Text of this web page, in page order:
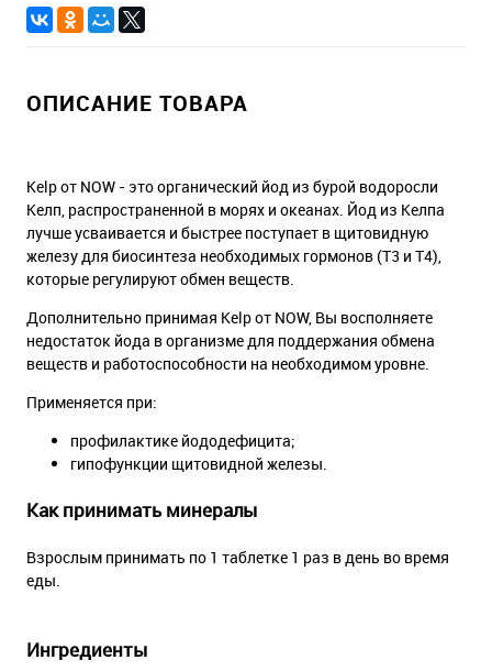
ОПИСАНИЕ ТОВАРА
Kelp от NOW - это органический йод из бурой водоросли
Келп, распространенной в морях и океанах. Йод из Келпа
лучше усваивается и быстрее поступает в щитовидную
железу для биосинтеза необходимых гормонов (Т3 и Т4),
которые регулируют обмен веществ.
Дополнительно принимая Kelp от NOW, Вы восполняете
недостаток йода в организме для поддержания обмена
веществ и работоспособности на необходимом уровне.
Применяется при:
профилактике йододефицита;
гипофункции щитовидной железы.
Как принимать минералы
Взрослым принимать по 1 таблетке 1 раз в день во время
еды.
Ингредиенты